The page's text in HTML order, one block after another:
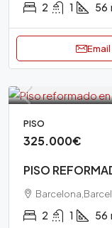
2 1 56
Email
PISO
325.000€
PISO
2 1 56